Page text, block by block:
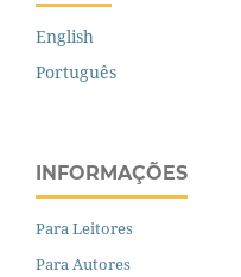
English
Português
INFORMAÇÕES
Para Leitores
Para Autores